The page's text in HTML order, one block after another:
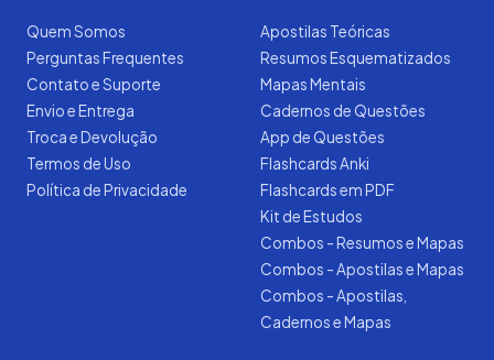
Quem Somos
Perguntas Frequentes
Contato e Suporte
Envio e Entrega
Troca e Devolução
Termos de Uso
Política de Privacidade
Apostilas Teóricas
Resumos Esquematizados
Mapas Mentais
Cadernos de Questões
App de Questões
Flashcards Anki
Flashcards em PDF
Kit de Estudos
Combos - Resumos e Mapas
Combos - Apostilas e Mapas
Combos - Apostilas,
Cadernos e Mapas